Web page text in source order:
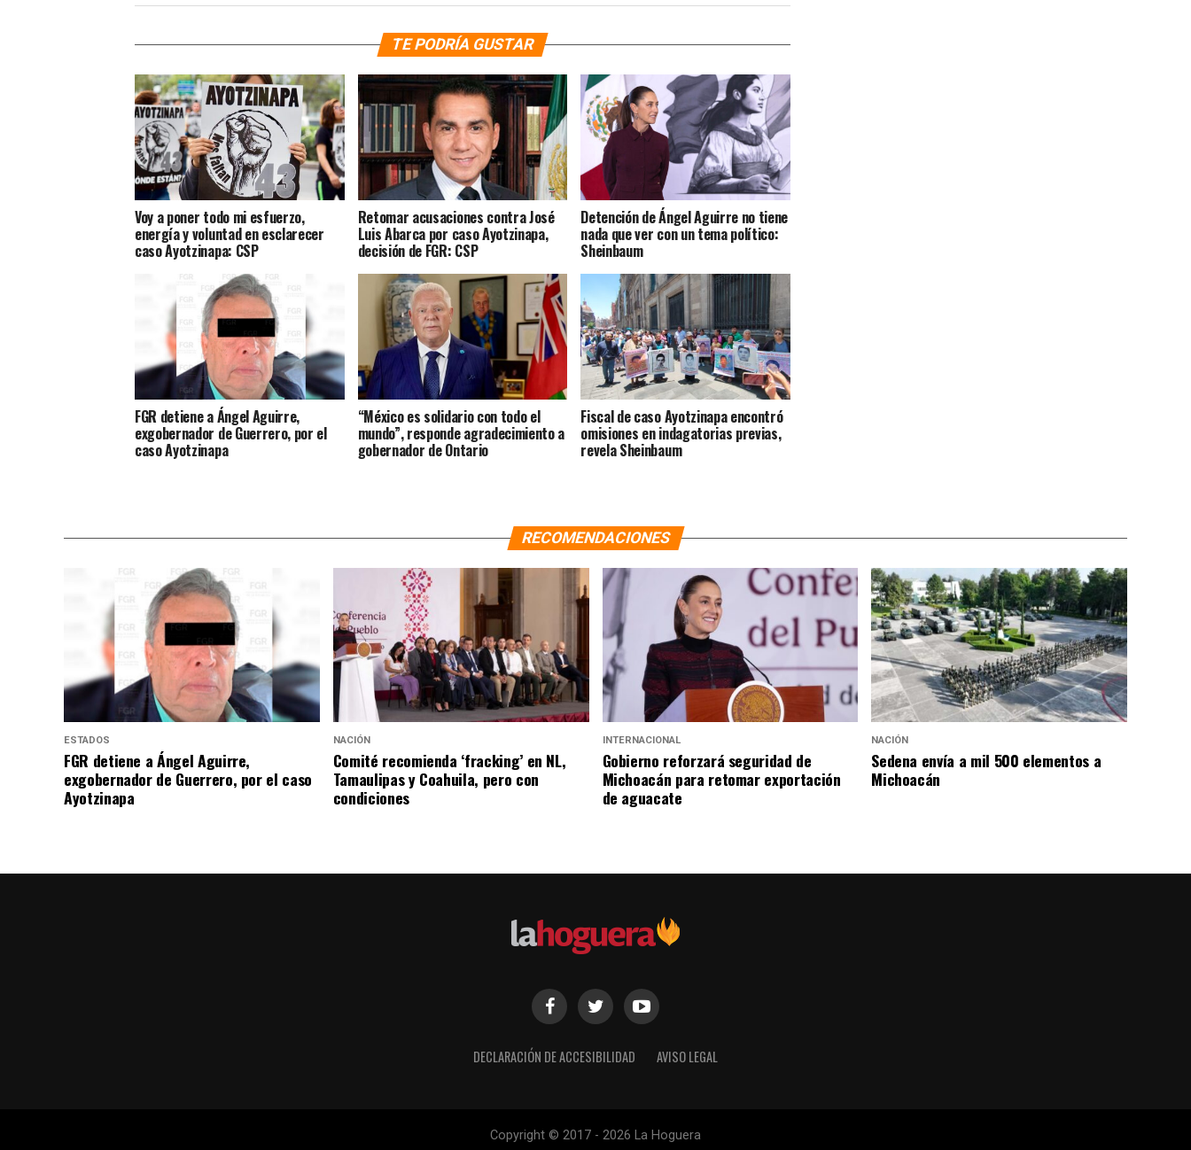
TE PODRÍA GUSTAR
Voy a poner todo mi esfuerzo,
energía y voluntad en esclarecer
caso Ayotzinapa: CSP
Retomar acusaciones contra José
Luis Abarca por caso Ayotzinapa,
decisión de FGR: CSP
Detención de Ángel Aguirre no tiene
nada que ver con un tema político:
Sheinbaum
FGR detiene a Ángel Aguirre,
exgobernador de Guerrero, por el
caso Ayotzinapa
“México es solidario con todo el
mundo”, responde agradecimiento a
gobernador de Ontario
Fiscal de caso Ayotzinapa encontró
omisiones en indagatorias previas,
revela Sheinbaum
RECOMENDACIONES
ESTADOS
FGR detiene a Ángel Aguirre,
exgobernador de Guerrero, por el caso
Ayotzinapa
NACIÓN
Comité recomienda ‘fracking’ en NL,
Tamaulipas y Coahuila, pero con
condiciones
INTERNACIONAL
Gobierno reforzará seguridad de
Michoacán para retomar exportación
de aguacate
NACIÓN
Sedena envía a mil 500 elementos a
Michoacán
DECLARACIÓN DE ACCESIBILIDAD AVISO LEGAL
Copyright © 2017 - 2026 La Hoguera